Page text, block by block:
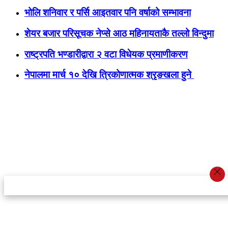
भोलि शनिवार र पर्सि आइतवार पनि वर्षाको सम्भावना
शेयर बजार परिसूचक नेप्से आठ महिनायताकै तल्लो विन्दुमा
राष्ट्रपति भण्डारीद्वारा २ वटा विधेयक प्रमाणीकरण
नेपालमा मार्च १० देखि त्रिकोणात्मक श्रृङखला हुने